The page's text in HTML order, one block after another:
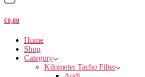
€0,00
Home
Shop
Category
Kilometer Tacho Filter